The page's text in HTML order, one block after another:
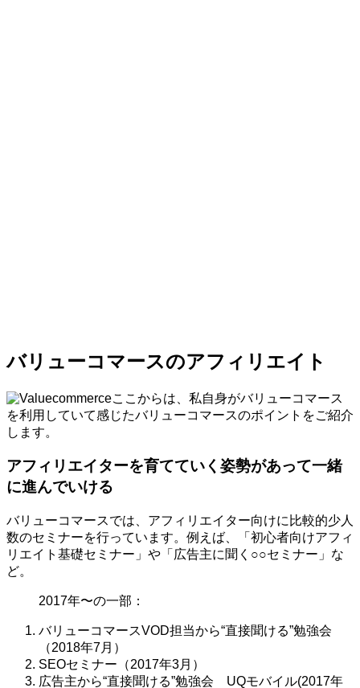
バリューコマースのアフィリエイト
ここからは、私自身がバリューコマース
を利用していて感じたバリューコマースのポイントをご紹介
します。
アフィリエイターを育てていく姿勢があって一緒
に進んでいける
バリューコマースでは、アフィリエイター向けに比較的少人
数のセミナーを行っています。例えば、「初心者向けアフィ
リエイト基礎セミナー」や「広告主に聞く○○セミナー」な
ど。
2017年〜の一部：
バリューコマースVOD担当から“直接聞ける”勉強会
（2018年7月）
SEOセミナー（2017年3月）
広告主から“直接聞ける”勉強会 UQモバイル(2017年